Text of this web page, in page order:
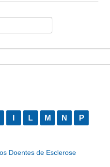
L M N P
Doentes de Esclerose